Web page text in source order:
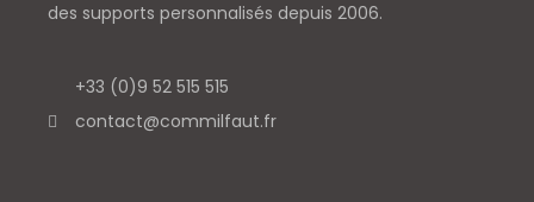
des supports personnalisés depuis 2006.
+33 (0)9 52 515 515
contact@commilfaut.fr